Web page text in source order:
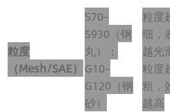
粒度
（Mesh/SAE）
S70–
S930（钢
丸）；
G10–
G120（钢
砂）
粒度
细，
越光
粒度
粗，
越高